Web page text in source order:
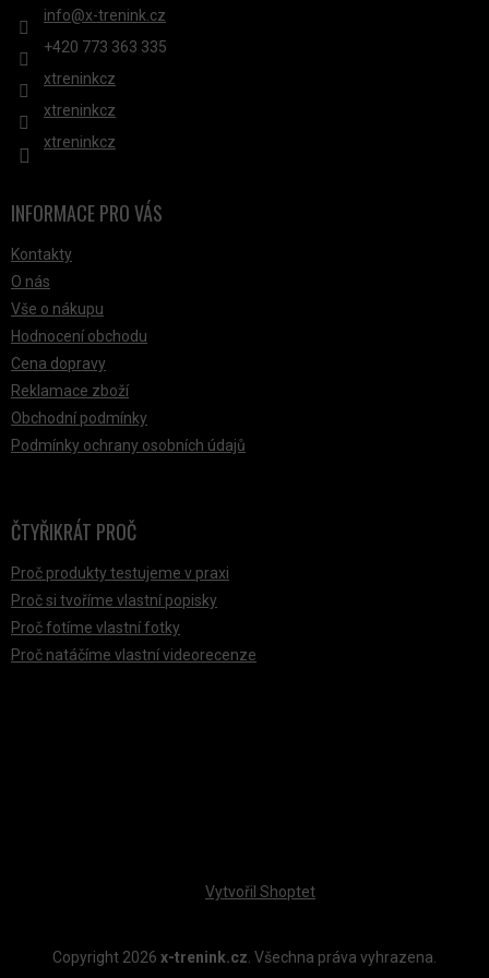
info@x-trenink.cz
+420 ‭773 363 335
xtreninkcz
xtreninkcz
xtreninkcz
INFORMACE PRO VÁS
Kontakty
O nás
Vše o nákupu
Hodnocení obchodu
Cena dopravy
Reklamace zboží
Obchodní podmínky
Podmínky ochrany osobních údajů
ČTYŘIKRÁT PROČ
Proč produkty testujeme v praxi
Proč si tvoříme vlastní popisky
Proč fotíme vlastní fotky
Proč natáčíme vlastní videorecenze
Vytvořil Shoptet
Copyright 2026 x-trenink.cz . Všechna práva vyhrazena.